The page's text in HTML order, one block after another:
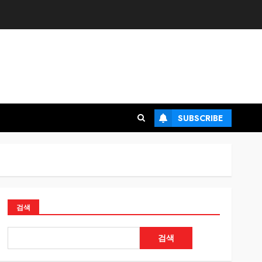
SUBSCRIBE
검색
검색